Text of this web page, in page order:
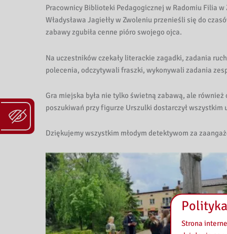
k
i
P
e
d
a
g
o
g
i
c
Pracownicy Biblioteki Pedagogicznej w Radomiu Filia
Władysława Jagiełły w Zwoleniu przenieśli się do
zabawy zgubiła cenne pióro swojego ojca.
Na uczestników czekały literackie zagadki, zadania
polecenia, odczytywali fraszki, wykonywali zadania
Gra miejska była nie tylko świetną zabawą, ale
poszukiwań przy figurze Urszulki dostarczył
Dziękujemy wszystkim młodym detektywom za
Strona